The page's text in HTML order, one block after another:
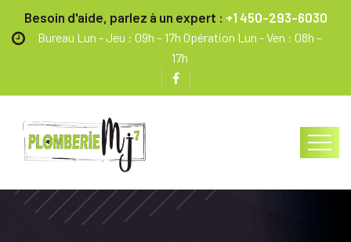
Besoin d'aide, parlez à un expert : +1 450-293-6030
Bureau Lun - Jeu : 09h – 17h Opération Lun - Ven : 08h –
17h